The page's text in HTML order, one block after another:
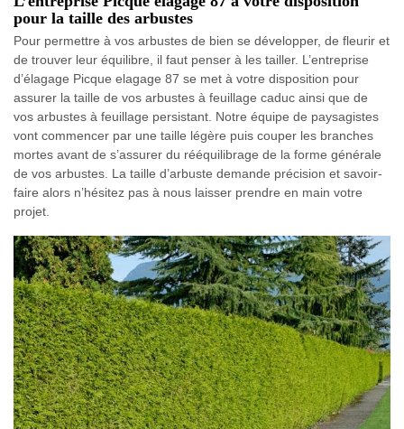
pour la taille des arbustes
Pour permettre à vos arbustes de bien se développer, de fleurir et
de trouver leur équilibre, il faut penser à les tailler. L’entreprise
d’élagage Picque elagage 87 se met à votre disposition pour
assurer la taille de vos arbustes à feuillage caduc ainsi que de
vos arbustes à feuillage persistant. Notre équipe de paysagistes
vont commencer par une taille légère puis couper les branches
mortes avant de s’assurer du rééquilibrage de la forme générale
de vos arbustes. La taille d’arbuste demande précision et savoir-
faire alors n’hésitez pas à nous laisser prendre en main votre
projet.